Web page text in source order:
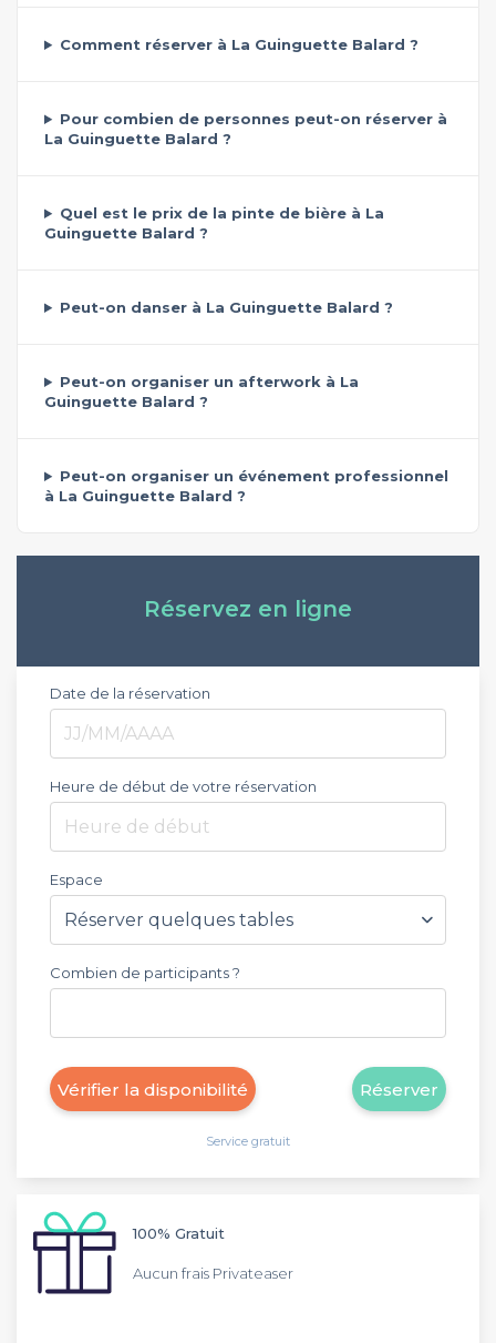
Comment réserver à La Guinguette Balard ?
Pour combien de personnes peut-on réserver à
La Guinguette Balard ?
Quel est le prix de la pinte de bière à La
Guinguette Balard ?
Peut-on danser à La Guinguette Balard ?
Peut-on organiser un afterwork à La
Guinguette Balard ?
Peut-on organiser un événement professionnel
à La Guinguette Balard ?
Réservez en ligne
Date de la réservation
Heure de début de votre réservation
Heure de début
Espace
Combien de participants ?
Réserver
Vérifier la disponibilité
Service gratuit
100% Gratuit
Aucun frais Privateaser